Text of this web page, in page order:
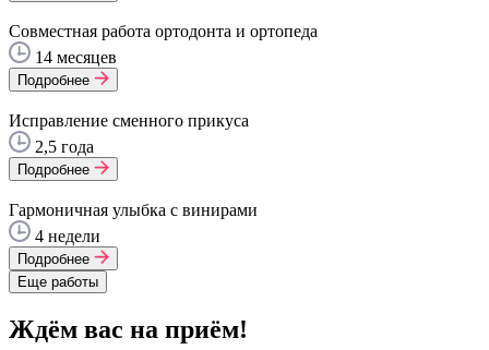
Совместная работа ортодонта и ортопеда
14 месяцев
Подробнее
Исправление сменного прикуса
2,5 года
Подробнее
Гармоничная улыбка с винирами
4 недели
Подробнее
Еще работы
Ждём вас на приём!